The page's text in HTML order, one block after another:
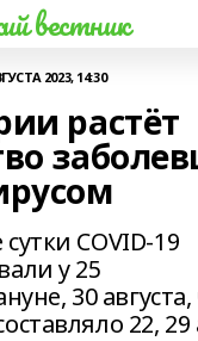
вестник
2023, 14:30
растёт
COVID-19
у 25
30
22, 29